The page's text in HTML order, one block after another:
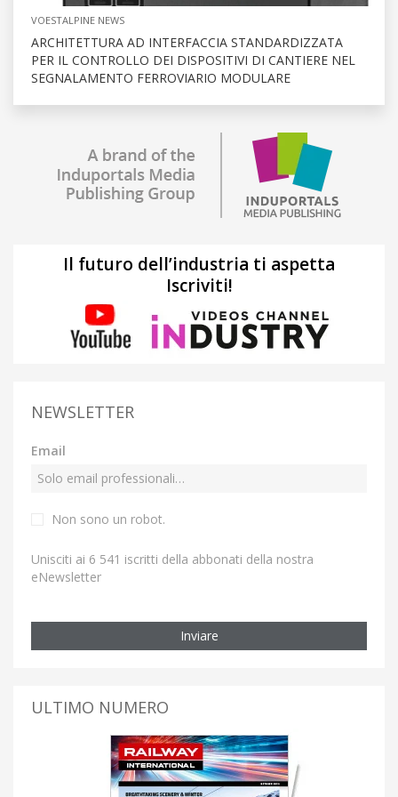
VOESTALPINE NEWS
ARCHITETTURA AD INTERFACCIA STANDARDIZZATA
PER IL CONTROLLO DEI DISPOSITIVI DI CANTIERE NEL
SEGNALAMENTO FERROVIARIO MODULARE
Il futuro dell’industria ti aspetta
Iscriviti!
NEWSLETTER
Email
Non sono un robot.
Unisciti ai 6 541 iscritti della abbonati della nostra
eNewsletter
Inviare
ULTIMO NUMERO